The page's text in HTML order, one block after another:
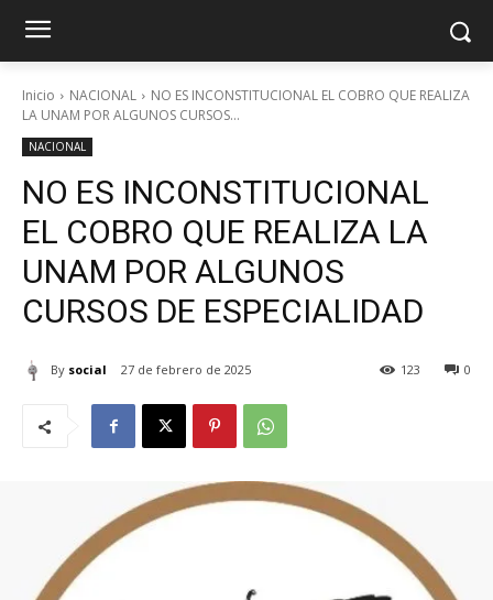
Inicio NACIONAL
NO ES INCONSTITUCIONAL EL COBRO QUE REALIZA
LA UNAM POR ALGUNOS CURSOS...
NACIONAL
NO ES INCONSTITUCIONAL
EL COBRO QUE REALIZA LA
UNAM POR ALGUNOS
CURSOS DE ESPECIALIDAD
By social 27 de febrero de 2025 0
123